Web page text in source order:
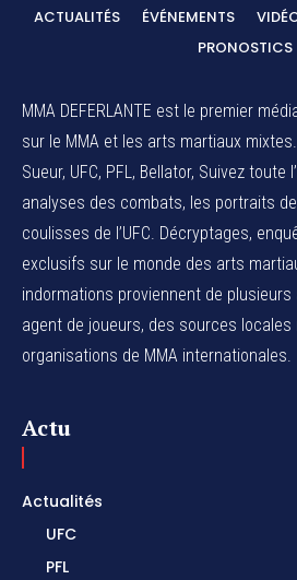
ACTUALITÉS ÉVÉNEMENTS
PRONOSTICS
MMA DEFERLANTE est le premier
sur le MMA et les arts martiaux
Sueur, UFC, PFL, Bellator, Suivez toute
analyses des combats, les portraits
coulisses de l’UFC. Décryptages,
exclusifs sur le monde des arts
indormations proviennent de
agent de joueurs, des sources locales
organisations de MMA internationales.
Actu
Actualités
UFC
PFL